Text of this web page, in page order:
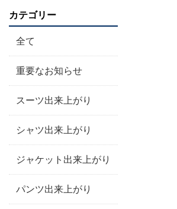
カテゴリー
全て
重要なお知らせ
スーツ出来上がり
シャツ出来上がり
ジャケット出来上がり
パンツ出来上がり